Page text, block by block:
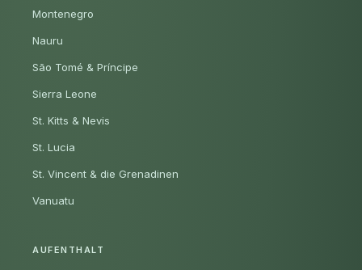
Montenegro
Nauru
São Tomé & Príncipe
Sierra Leone
St. Kitts & Nevis
St. Lucia
St. Vincent & die Grenadinen
Vanuatu
AUFENTHALT